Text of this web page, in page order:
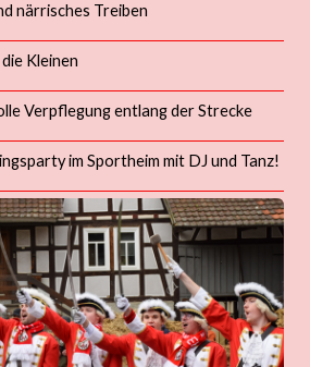
närrisches Treiben
Kleinen
Verpflegung entlang der Strecke
im Sportheim mit DJ und Tanz!